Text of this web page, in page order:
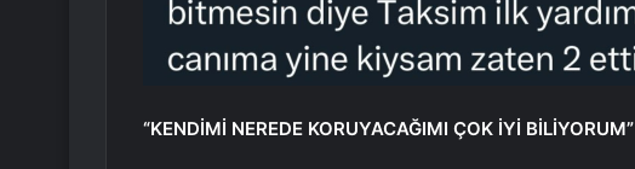
“KENDİMİ NEREDE KORUYACAĞIMI ÇOK İYİ BİLİYORUM”